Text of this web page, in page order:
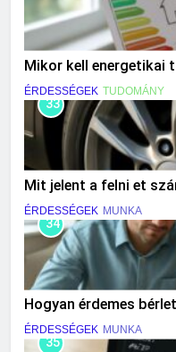
Mikor kell energetikai
ÉRDESSÉGEK TUDOMÁNY
33
Mit jelent a felni et
ÉRDESSÉGEK MUNKA
34
Hogyan érdemes
ÉRDESSÉGEK MUNKA
35